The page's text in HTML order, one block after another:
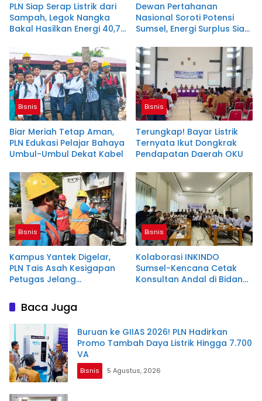
PLN Siap Serap Listrik dari
Sampah, Legok Nangka
Bakal Hasilkan Energi 40,79
Dewan Pertahanan
Nasional Soroti Potensi
Sumsel, Energi Surplus Siap
Bisnis
Biar Meriah Tetap Aman,
PLN Edukasi Pelajar Bahaya
Umbul-Umbul Dekat Kabel
Bisnis
Terungkap! Bayar Listrik
Ternyata Ikut Dongkrak
Pendapatan Daerah OKU
Bisnis
Kampus Yantek Digelar,
PLN Tais Asah Kesigapan
Petugas Jelang
Bisnis
Kolaborasi INKINDO
Sumsel-Kencana Cetak
Konsultan Andal di Bidang
Baca Juga
Buruan ke GIIAS 2026! PLN Hadirkan
Promo Tambah Daya Listrik Hingga 7.700
VA
Bisnis 5 Agustus, 2026